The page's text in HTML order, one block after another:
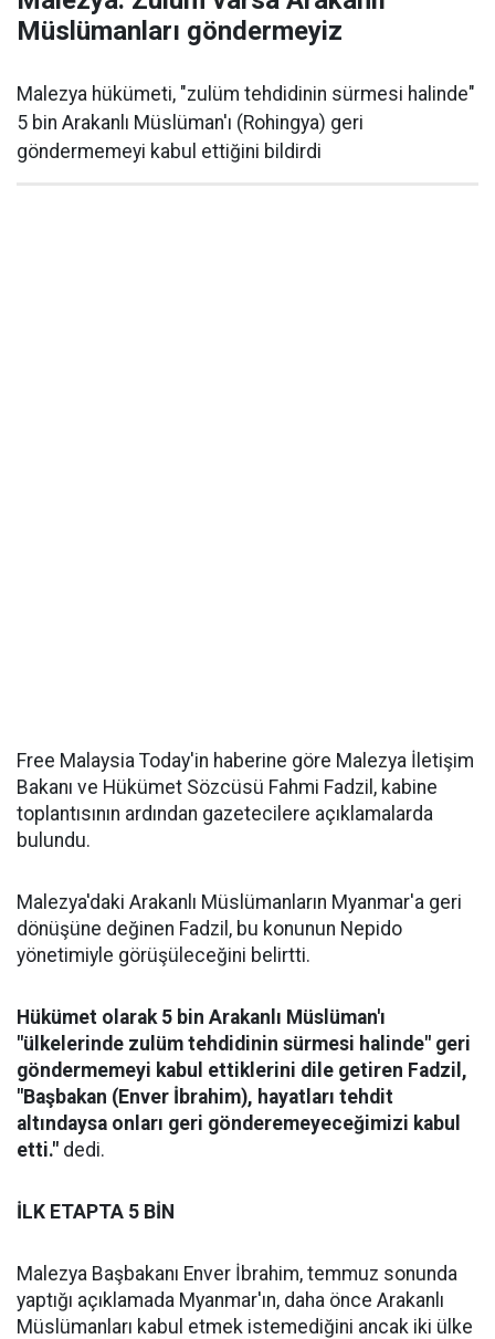
Müslümanları göndermeyiz
Malezya hükümeti, "zulüm tehdidinin sürmesi halinde"
5 bin Arakanlı Müslüman'ı (Rohingya) geri
göndermemeyi kabul ettiğini bildirdi
Free Malaysia Today'in haberine göre Malezya İletişim
Bakanı ve Hükümet Sözcüsü Fahmi Fadzil, kabine
toplantısının ardından gazetecilere açıklamalarda
bulundu.
Malezya'daki Arakanlı Müslümanların Myanmar'a geri
dönüşüne değinen Fadzil, bu konunun Nepido
yönetimiyle görüşüleceğini belirtti.
Hükümet olarak 5 bin Arakanlı Müslüman'ı
"ülkelerinde zulüm tehdidinin sürmesi halinde" geri
göndermemeyi kabul ettiklerini dile getiren Fadzil,
"Başbakan (Enver İbrahim), hayatları tehdit
altındaysa onları geri gönderemeyeceğimizi kabul
etti." dedi.
İLK ETAPTA 5 BİN
Malezya Başbakanı Enver İbrahim, temmuz sonunda
yaptığı açıklamada Myanmar'ın, daha önce Arakanlı
Müslümanları kabul etmek istemediğini ancak iki ülke